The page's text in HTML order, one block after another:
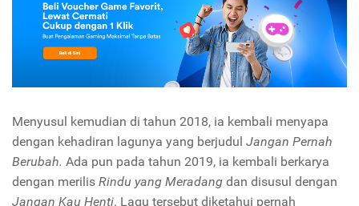
Menyusul kemudian di tahun 2018, ia kembali menyapa
dengan kehadiran lagunya yang berjudul Jangan Pernah
Berubah. Ada pun pada tahun 2019, ia kembali berkarya
dengan merilis Rindu yang Meradang dan disusul dengan
Jangan Kau Henti. Lagu tersebut diketahui pernah